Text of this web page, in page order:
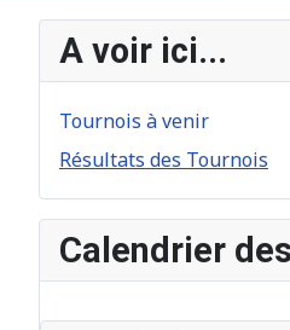
A voir ici...
Tournois à venir
Résultats des Tournois
Calendrier